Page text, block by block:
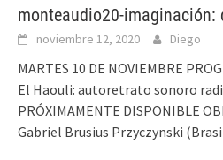
monteaudio20-imaginación:
noviembre 12, 2020 Diego
MARTES 10 DE NOVIEMBRE
El Haouli: autoretrato sonoro
PRÓXIMAMENTE DISPONIBLE
Gabriel Brusius Przyczynski